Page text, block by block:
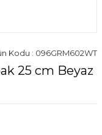
Kodu : 096GRM602WT
25 cm Beyaz